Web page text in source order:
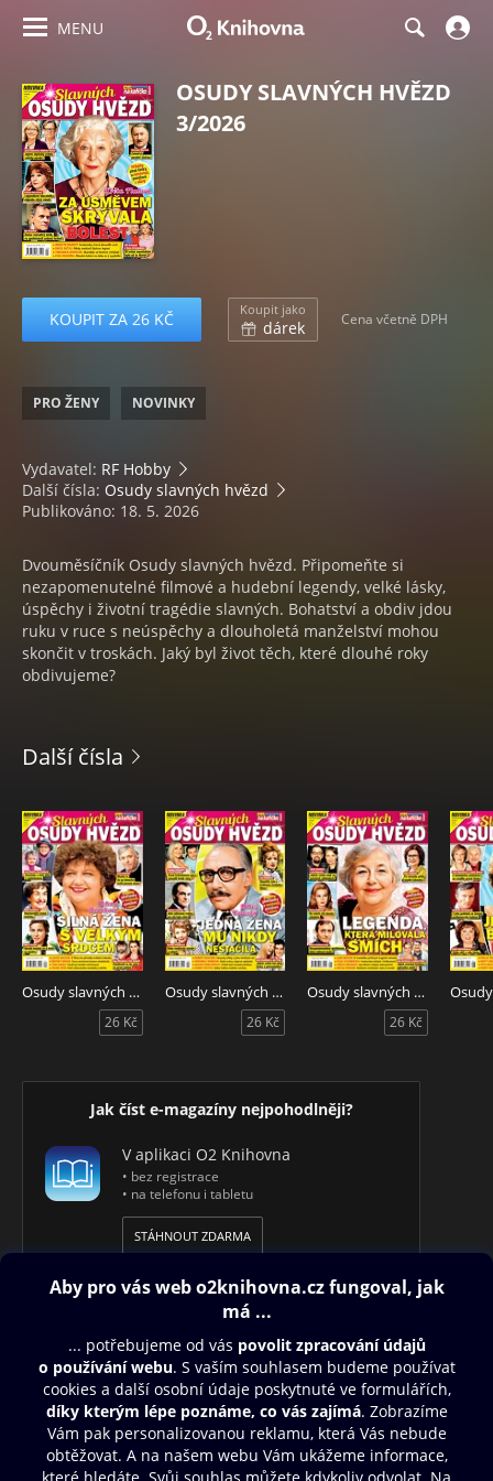
MENU
OSUDY SLAVNÝCH HVĚZD
3/2026
KOUPIT ZA 26 KČ Koupit jako
dárek Cena včetně DPH
PRO ŽENY NOVINKY
Vydavatel: RF Hobby
Další čísla: Osudy slavných hvězd
Publikováno: 18. 5. 2026
Dvouměsíčník Osudy slavných hvězd. Připomeňte si
nezapomenutelné filmové a hudební legendy, velké lásky,
úspěchy i životní tragédie slavných. Bohatství a obdiv jdou
ruku v ruce s neúspěchy a dlouholetá manželství mohou
skončit v troskách. Jaký byl život těch, které dlouhé roky
obdivujeme?
Další čísla
Osudy slavných hvězd 4/2026
26 Kč
Osudy slavných hvězd 2/2026
26 Kč
Osudy slavných hvězd 1/2026
26 Kč
Jak číst e-magazíny nejpohodlněji?
V aplikaci O2 Knihovna
• bez registrace
• na telefonu i tabletu
STÁHNOUT ZDARMA
Obsah ke stažení
Moje O2 Knihovna
Další zábava